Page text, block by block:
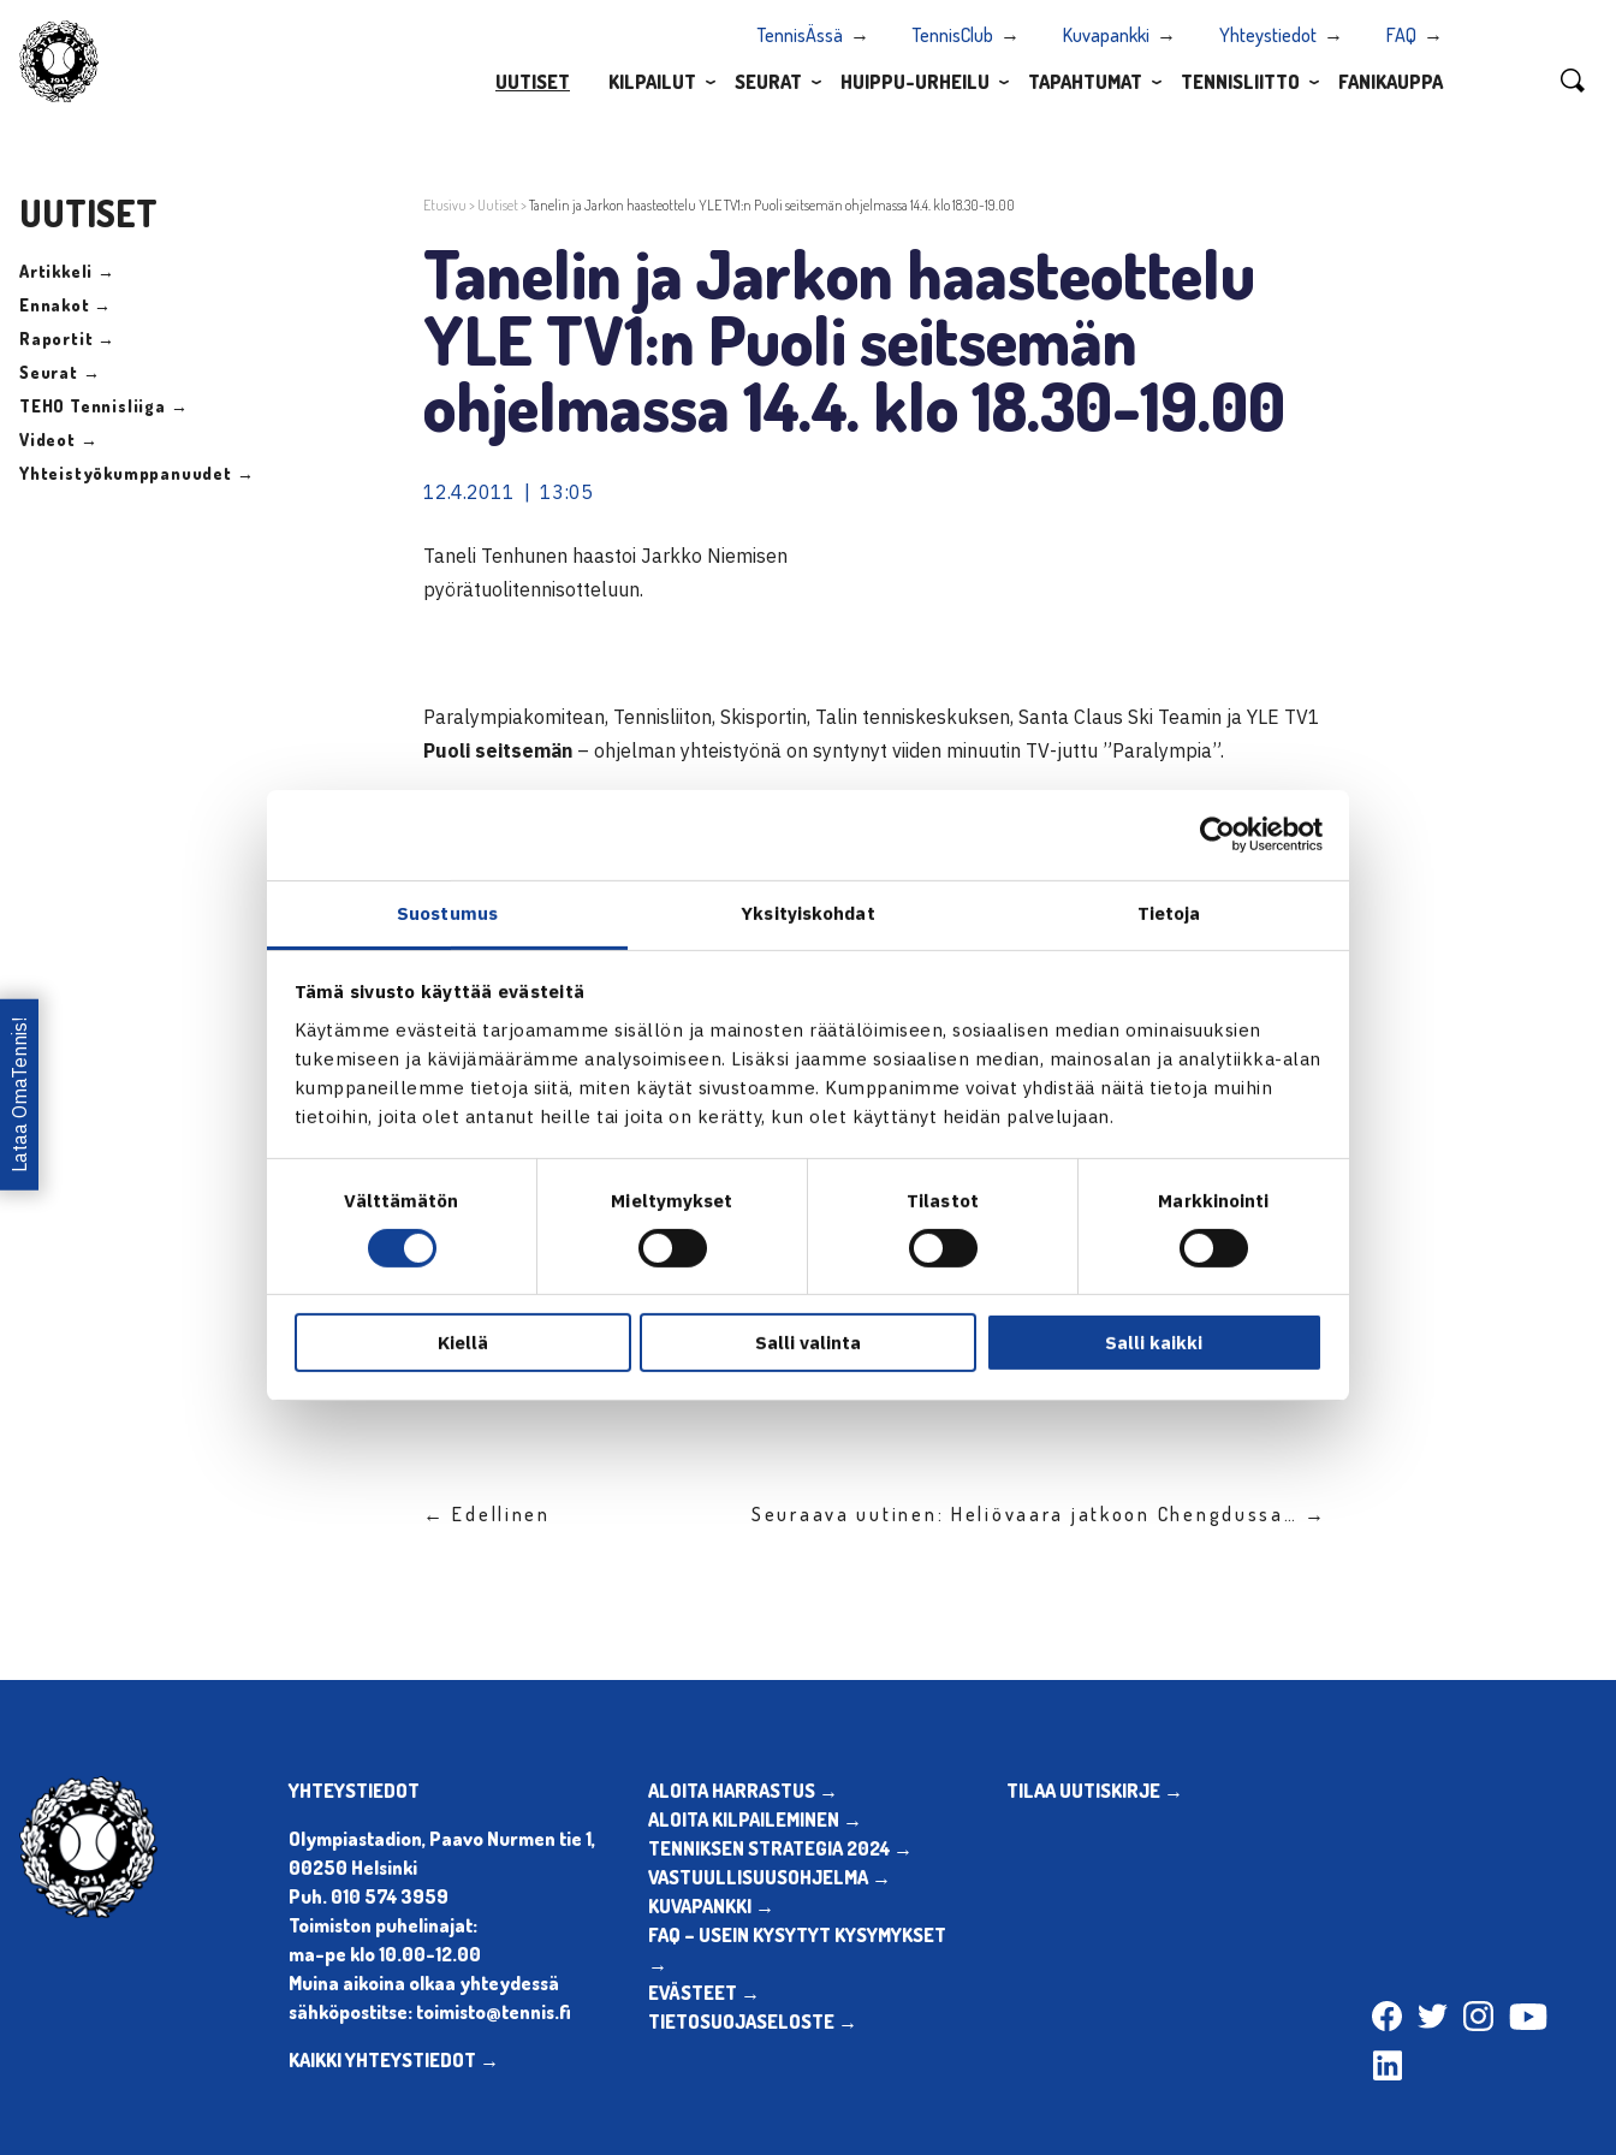
Suostumus Yksityiskohdat Tietoja
Tämä sivusto käyttää evästeitä
Käytämme evästeitä tarjoamamme sisällön ja mainosten räätälöimiseen, sosiaalisen median ominaisuuksien
tukemiseen ja kävijämäärämme analysoimiseen. Lisäksi jaamme sosiaalisen median, mainosalan ja analytiikka-alan
kumppaneillemme tietoja siitä, miten käytät sivustoamme. Kumppanimme voivat yhdistää näitä tietoja muihin
tietoihin, joita olet antanut heille tai joita on kerätty, kun olet käyttänyt heidän palvelujaan.
Välttämätön Mieltymykset Tilastot Markkinointi
Kiellä Salli valinta Salli kaikki
TennisÄssä TennisClub Kuvapankki Yhteystiedot
FAQ
UUTISET
KILPAILUT SEURAT HUIPPU-URHEILU TAPAHTUMAT TENNISLIITTO FANIKAUPPA
UUTISET
Artikkeli →
Ennakot →
Raportit →
Seurat →
TEHO Tennisliiga →
Videot →
Yhteistyökumppanuudet →
Etusivu > Uutiset>Tanelin ja Jarkon haasteottelu YLE TV1:n Puoli seitsemän ohjelmassa 14.4. klo 18.30-19.00
Tanelin ja Jarkon haasteottelu
YLE TV1:n Puoli seitsemän
ohjelmassa 14.4. klo 18.30-19.00
12.4.2011 | 13:05
Taneli Tenhunen haastoi Jarkko Niemisen
pyörätuolitennisotteluun.
Paralympiakomitean, Tennisliiton, Skisportin, Talin tenniskeskuksen, Santa Claus Ski Teamin ja YLE TV1
Puoli seitsemän – ohjelman yhteistyönä on syntynyt viiden minuutin TV-juttu ”Paralympia”.
JutussaTaneli TenhunenhaastaaJarkko Niemisentiebreakin -mittaiseen pyörätuolitennisotteluun.
Lisäksi Katja Saarinen kohtaa yhden suksen sprinttipujottelussa tämän kevään SM-kärkikaksikon
Andreas Romar – Victor Malmström.
Kisailun lomassa kuullaan urheilijoiden tuntemukset paralympiakokeilujen jälkeen.
Ohjelma on nähtävissä torstain esityksen jälkeen YLE Areenassa vielä viikon ajan.
YLE Areena
← Edellinen Seuraava uutinen: Heliövaara jatkoon Chengdussa… →
Lataa OmaTennis!
YHTEYSTIEDOT
Olympiastadion, Paavo Nurmen tie 1,
00250 Helsinki
Puh. 010 574 3959
Toimiston puhelinajat:
ma-pe klo 10.00-12.00
Muina aikoina olkaa yhteydessä
sähköpostitse: toimisto@tennis.fi
KAIKKI YHTEYSTIEDOT →
ALOITA HARRASTUS →
ALOITA KILPAILEMINEN →
TENNIKSEN STRATEGIA 2024 →
VASTUULLISUUSOHJELMA →
KUVAPANKKI →
FAQ – USEIN KYSYTYT KYSYMYKSET
→
EVÄSTEET →
TIETOSUOJASELOSTE →
TILAA UUTISKIRJE →